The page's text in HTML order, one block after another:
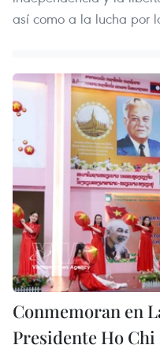
así como a la lucha por
Conmemoran en
Presidente Ho